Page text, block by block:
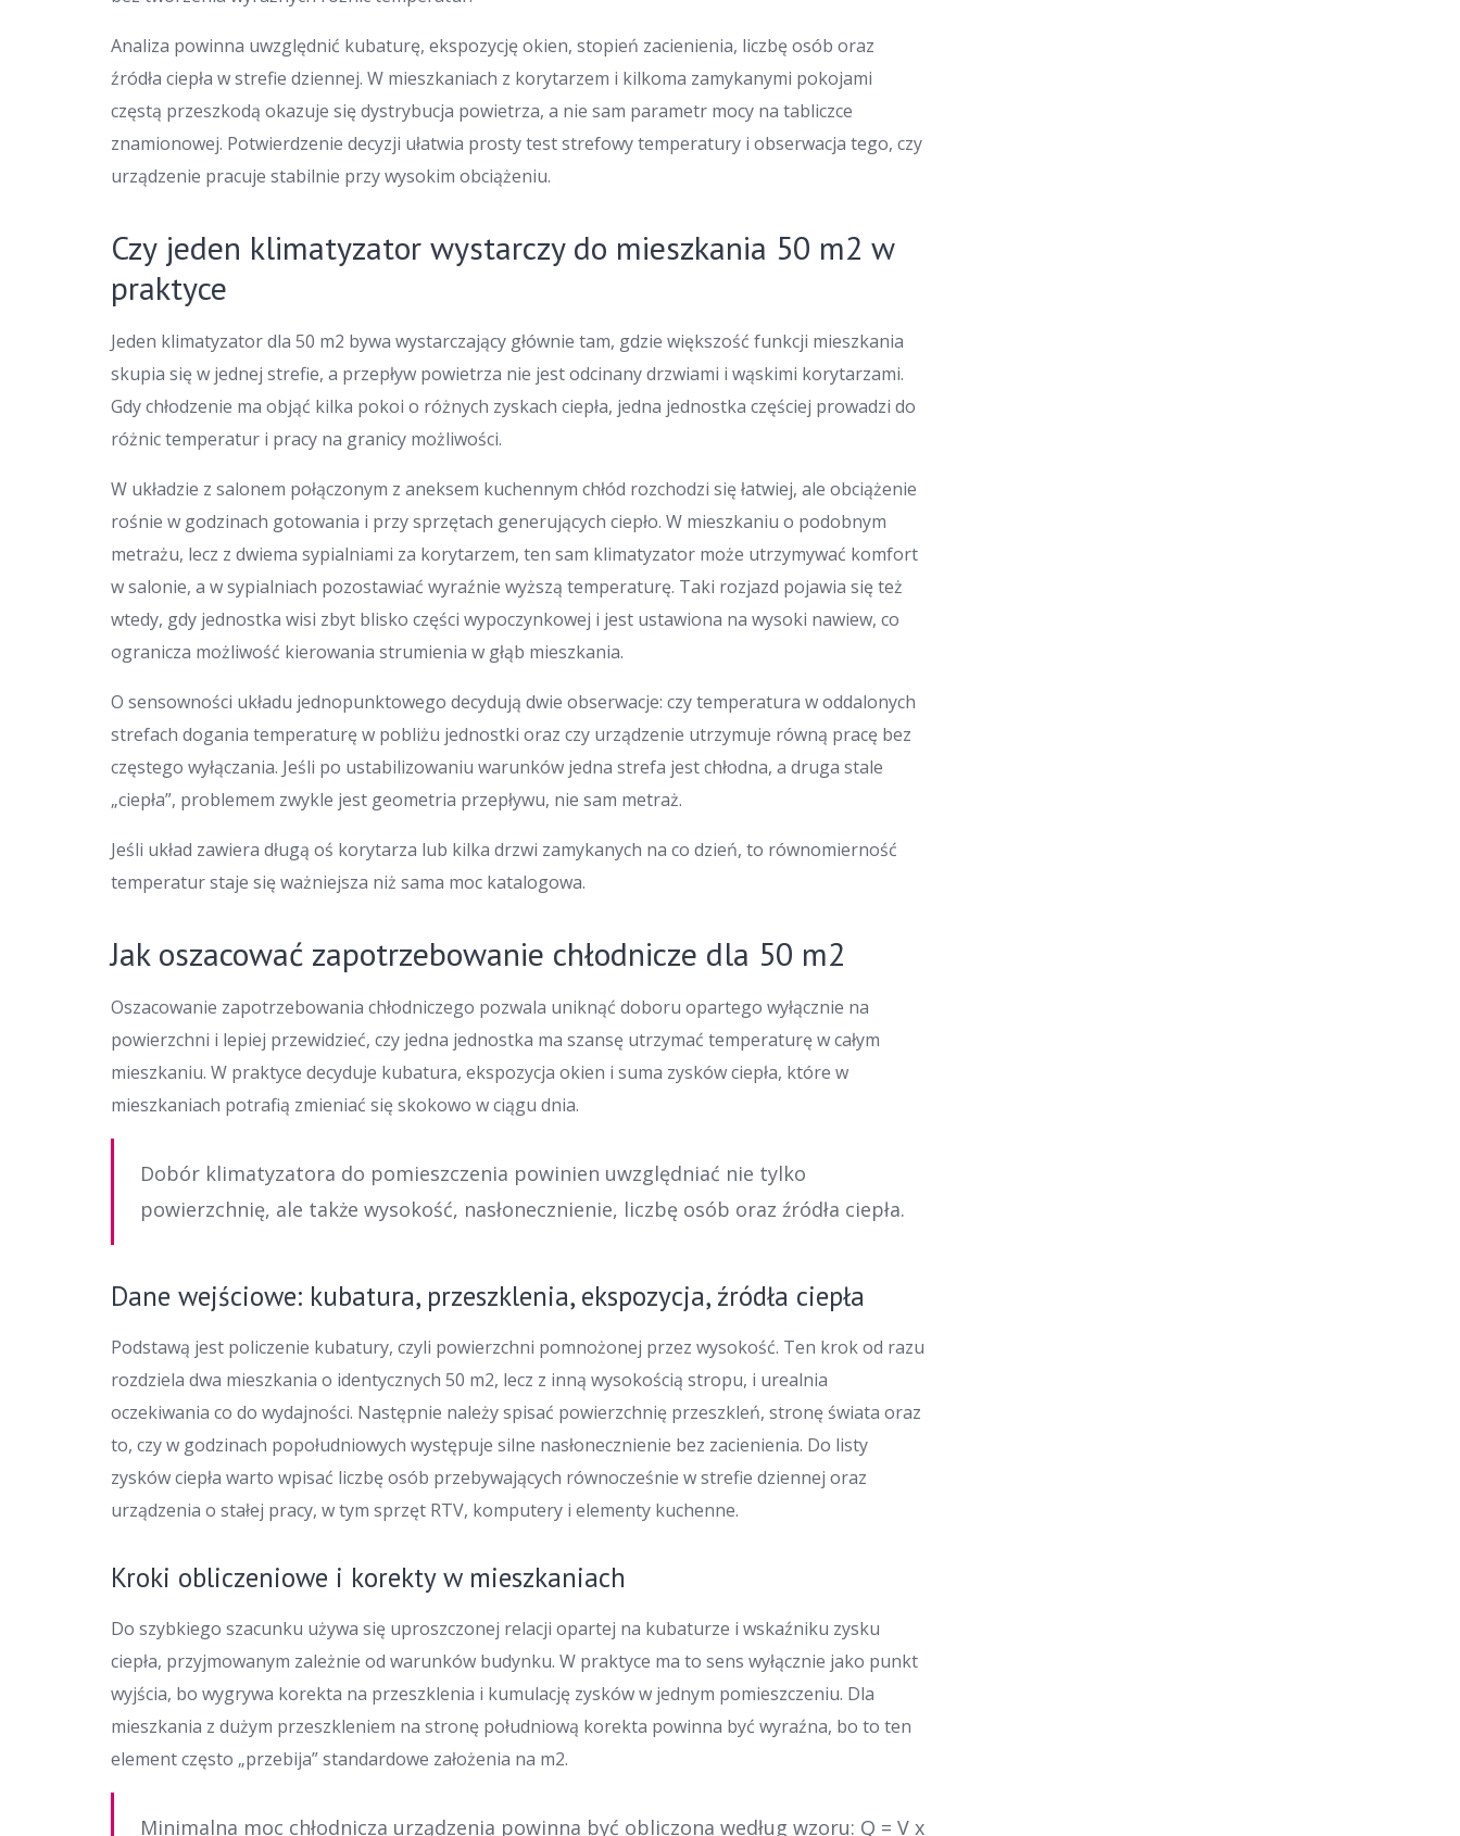
Analiza powinna uwzględnić kubaturę, ekspozycję okien, stopień zacienienia, liczbę osób oraz
źródła ciepła w strefie dziennej. W mieszkaniach z korytarzem i kilkoma zamykanymi pokojami
częstą przeszkodą okazuje się dystrybucja powietrza, a nie sam parametr mocy na tabliczce
znamionowej. Potwierdzenie decyzji ułatwia prosty test strefowy temperatury i obserwacja tego, czy
urządzenie pracuje stabilnie przy wysokim obciążeniu.
Czy jeden klimatyzator wystarczy do mieszkania 50 m2 w
praktyce
Jeden klimatyzator dla 50 m2 bywa wystarczający głównie tam, gdzie większość funkcji mieszkania
skupia się w jednej strefie, a przepływ powietrza nie jest odcinany drzwiami i wąskimi korytarzami.
Gdy chłodzenie ma objąć kilka pokoi o różnych zyskach ciepła, jedna jednostka częściej prowadzi do
różnic temperatur i pracy na granicy możliwości.
W układzie z salonem połączonym z aneksem kuchennym chłód rozchodzi się łatwiej, ale obciążenie
rośnie w godzinach gotowania i przy sprzętach generujących ciepło. W mieszkaniu o podobnym
metrażu, lecz z dwiema sypialniami za korytarzem, ten sam klimatyzator może utrzymywać komfort
w salonie, a w sypialniach pozostawiać wyraźnie wyższą temperaturę. Taki rozjazd pojawia się też
wtedy, gdy jednostka wisi zbyt blisko części wypoczynkowej i jest ustawiona na wysoki nawiew, co
ogranicza możliwość kierowania strumienia w głąb mieszkania.
O sensowności układu jednopunktowego decydują dwie obserwacje: czy temperatura w oddalonych
strefach dogania temperaturę w pobliżu jednostki oraz czy urządzenie utrzymuje równą pracę bez
częstego wyłączania. Jeśli po ustabilizowaniu warunków jedna strefa jest chłodna, a druga stale
„ciepła”, problemem zwykle jest geometria przepływu, nie sam metraż.
Jeśli układ zawiera długą oś korytarza lub kilka drzwi zamykanych na co dzień, to równomierność
temperatur staje się ważniejsza niż sama moc katalogowa.
Jak oszacować zapotrzebowanie chłodnicze dla 50 m2
Oszacowanie zapotrzebowania chłodniczego pozwala uniknąć doboru opartego wyłącznie na
powierzchni i lepiej przewidzieć, czy jedna jednostka ma szansę utrzymać temperaturę w całym
mieszkaniu. W praktyce decyduje kubatura, ekspozycja okien i suma zysków ciepła, które w
mieszkaniach potrafią zmieniać się skokowo w ciągu dnia.
Dobór klimatyzatora do pomieszczenia powinien uwzględniać nie tylko
powierzchnię, ale także wysokość, nasłonecznienie, liczbę osób oraz źródła ciepła.
Dane wejściowe: kubatura, przeszklenia, ekspozycja, źródła ciepła
Podstawą jest policzenie kubatury, czyli powierzchni pomnożonej przez wysokość. Ten krok od razu
rozdziela dwa mieszkania o identycznych 50 m2, lecz z inną wysokością stropu, i urealnia
oczekiwania co do wydajności. Następnie należy spisać powierzchnię przeszkleń, stronę świata oraz
to, czy w godzinach popołudniowych występuje silne nasłonecznienie bez zacienienia. Do listy
zysków ciepła warto wpisać liczbę osób przebywających równocześnie w strefie dziennej oraz
urządzenia o stałej pracy, w tym sprzęt RTV, komputery i elementy kuchenne.
Kroki obliczeniowe i korekty w mieszkaniach
Do szybkiego szacunku używa się uproszczonej relacji opartej na kubaturze i wskaźniku zysku
ciepła, przyjmowanym zależnie od warunków budynku. W praktyce ma to sens wyłącznie jako punkt
wyjścia, bo wygrywa korekta na przeszklenia i kumulację zysków w jednym pomieszczeniu. Dla
mieszkania z dużym przeszkleniem na stronę południową korekta powinna być wyraźna, bo to ten
element często „przebija” standardowe założenia na m2.
Minimalna moc chłodnicza urządzenia powinna być obliczona według wzoru: Q = V x